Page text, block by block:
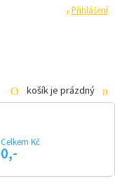
Přihlášení
košík je prázdný
Celkem Kč
0,-